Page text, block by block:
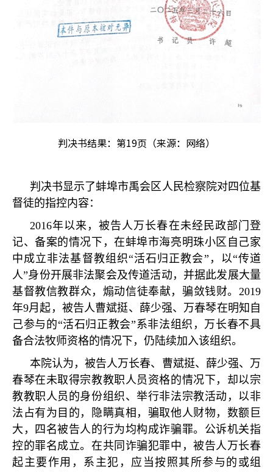
判决书结果：第19页（来源：网络）
判决书显示了蚌埠市禹会区人民检察院对四位基
督徒的指控内容：
2016年以来，被告人万长春在未经民政部门登
记、备案的情况下，在蚌埠市海亮明珠小区自己家
中成立非法基督教组织“活石归正教会” ，以“传道
人”身份开展非法聚会及传道活动，并据此发展大量
基督教信教群众，煽动信徒奉献，骗敛钱财。 2019
年9月起，被告人曹斌挺、薛少强、万春琴在明知自
己参与的“活石归正教会”系非法组织，万长春不具
备合法牧师资格的情况下，仍陆续加入该组织。
本院认为，被告人万长春、曹斌挺、薛少强、万
春琴在未取得宗教教职人员资格的情况下，却以宗
教教职人员的身份组织、举行非法宗教活动，以非
法占有为目的，隐瞒真相，骗取他人财物，数额巨
大，四名被告人的行为均构成诈骗罪。公诉机关指
控的罪名成立。在共同诈骗犯罪中，被告人万长春
起主要作用，系主犯，应当按照其所参与的或组